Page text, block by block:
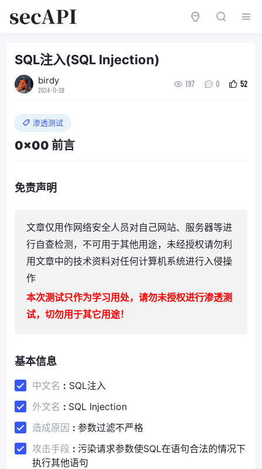
SQL注入(SQL Injection)
birdy
2024-11-28
197 0 52
渗透测试
0x00 前言
免责声明
文章仅用作网络安全人员对自己网站、服务器等进
行自查检测，不可用于其他用途，未经授权请勿利
用文章中的技术资料对任何计算机系统进行入侵操
作
本次测试只作为学习用处，请勿未授权进行渗透测
试，切勿用于其它用途！
基本信息
中文名 : SQL注入
外文名 : SQL Injection
造成原因 : 参数过滤不严格
攻击手段 : 污染请求参数使SQL在语句合法的情况下
执行其他语句